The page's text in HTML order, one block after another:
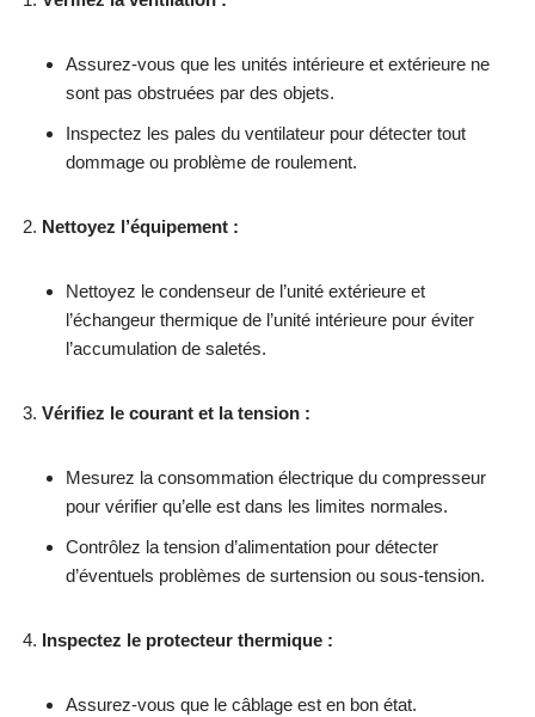
Assurez-vous que les unités intérieure et extérieure ne
sont pas obstruées par des objets.
Inspectez les pales du ventilateur pour détecter tout
dommage ou problème de roulement.
Nettoyez l’équipement :
Nettoyez le condenseur de l’unité extérieure et
l’échangeur thermique de l’unité intérieure pour éviter
l’accumulation de saletés.
Vérifiez le courant et la tension :
Mesurez la consommation électrique du compresseur
pour vérifier qu’elle est dans les limites normales.
Contrôlez la tension d’alimentation pour détecter
d’éventuels problèmes de surtension ou sous-tension.
Inspectez le protecteur thermique :
Assurez-vous que le câblage est en bon état.